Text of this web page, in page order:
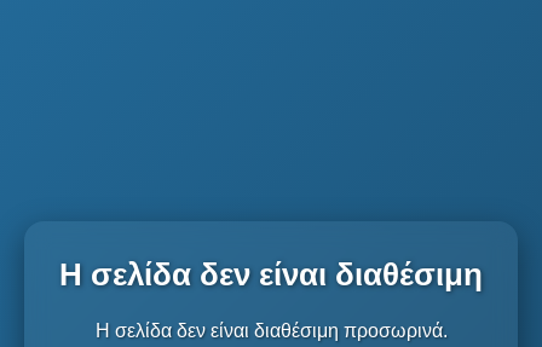
Η σελίδα δεν είναι διαθέσιμη
Η σελίδα δεν είναι διαθέσιμη προσωρινά.